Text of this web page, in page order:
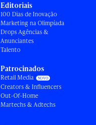
Editoriais
100 Dias de Inovação
Marketing na Olimpíada
Drops Agências &
Anunciantes
Talento
Patrocinados
Retail Media
Creators & Influencers
Out-Of-Home
Martechs & Adtechs